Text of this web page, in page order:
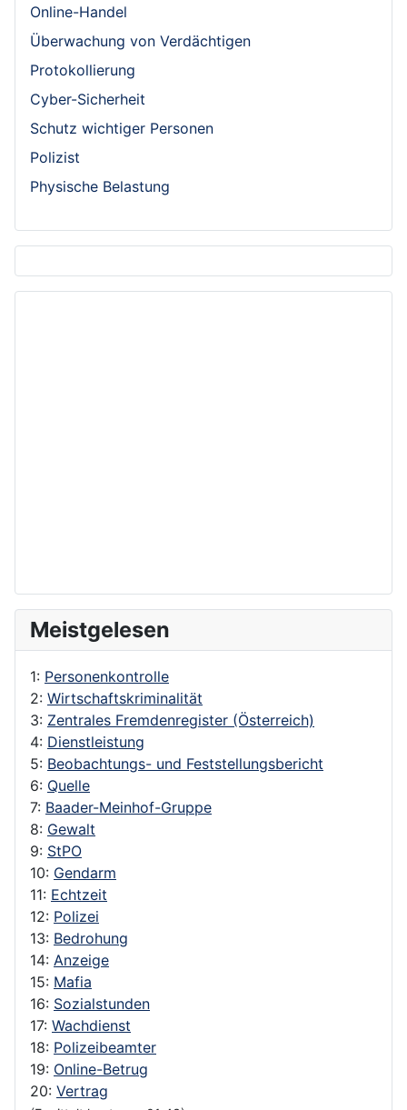
Online-Handel
Überwachung von Verdächtigen
Protokollierung
Cyber-Sicherheit
Schutz wichtiger Personen
Polizist
Physische Belastung
Meistgelesen
1: Personenkontrolle
2: Wirtschaftskriminalität
3: Zentrales Fremdenregister (Österreich)
4: Dienstleistung
5: Beobachtungs- und Feststellungsbericht
6: Quelle
7: Baader-Meinhof-Gruppe
8: Gewalt
9: StPO
10: Gendarm
11: Echtzeit
12: Polizei
13: Bedrohung
14: Anzeige
15: Mafia
16: Sozialstunden
17: Wachdienst
18: Polizeibeamter
19: Online-Betrug
20: Vertrag